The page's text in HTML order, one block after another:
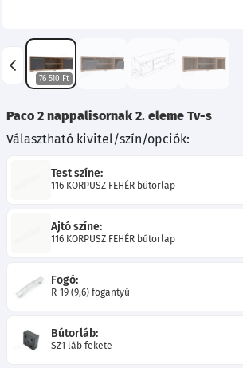
76 510 Ft
Paco 2 nappalisornak 2. eleme Tv-s
Választható kivitel/szín/opciók:
Test színe:
116 KORPUSZ FEHÉR bútorlap
Ajtó színe:
116 KORPUSZ FEHÉR bútorlap
Fogó:
R-19 (9,6) fogantyú
Bútorláb:
SZ1 láb fekete